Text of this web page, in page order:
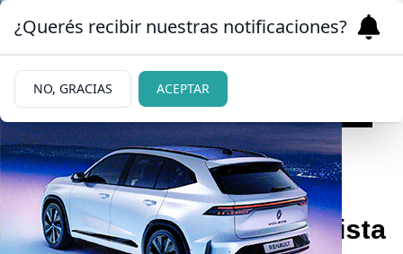
18/01/2026
Un gesto de amor: brigadista
¿Querés recibir nuestras notificaciones?
NO, GRACIAS ACEPTAR